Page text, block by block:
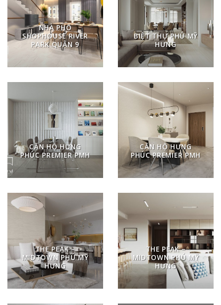
NHÀ PHỐ
SHOPHOUSE RIVER
PARK QUẬN 9
BIỆT THỰ PHÚ MỸ
HƯNG
CĂN HỘ HƯNG
PHÚC PREMIER PMH
CĂN HỘ HƯNG
PHÚC PREMIER PMH
THE PEAK –
MIDTOWN PHÚ MỸ
HƯNG
THE PEAK –
MIDTOWN PHÚ MỸ
HƯNG